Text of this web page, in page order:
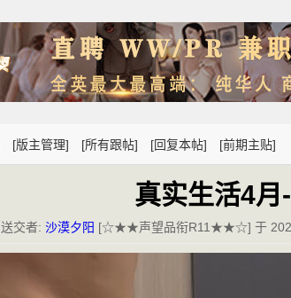
[版主管理] [所有跟帖] [回复本帖] [前期主贴]
真实生活4月
送交者: 沙漠夕阳 [☆★★声望品衔R11★★☆] 于